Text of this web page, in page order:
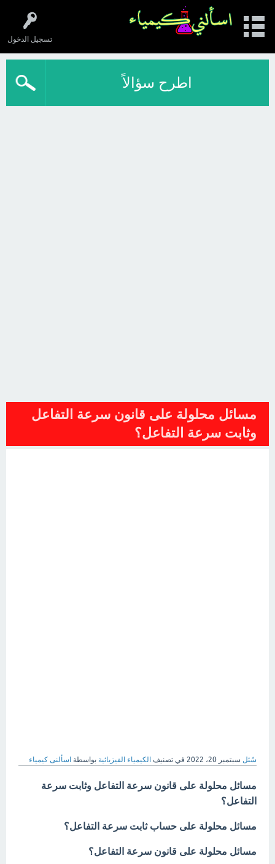
تسجيل الدخول
اطرح سؤالاً
مسائل محلولة على قانون سرعة التفاعل
وثابت سرعة التفاعل؟
سُئل سبتمبر 20، 2022 في تصنيف الكيمياء الفيزيائية بواسطة اسألنى كيمياء
مسائل محلولة على قانون سرعة التفاعل وثابت سرعة
التفاعل؟
مسائل محلولة على حساب ثابت سرعة التفاعل؟
مسائل محلولة على قانون سرعة التفاعل؟